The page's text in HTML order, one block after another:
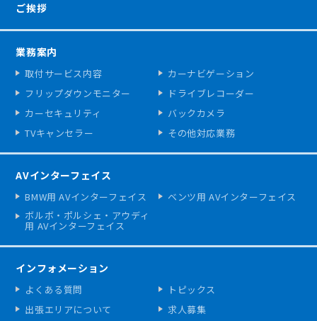
ご挨拶
業務案内
取付サービス内容
カーナビゲーション
フリップダウンモニター
ドライブレコーダー
カーセキュリティ
バックカメラ
TVキャンセラー
その他対応業務
AVインターフェイス
BMW用 AVインターフェイス
ベンツ用 AVインターフェイス
ボルボ・ポルシェ・アウディ
用 AVインターフェイス
インフォメーション
よくある質問
トピックス
出張エリアについて
求人募集